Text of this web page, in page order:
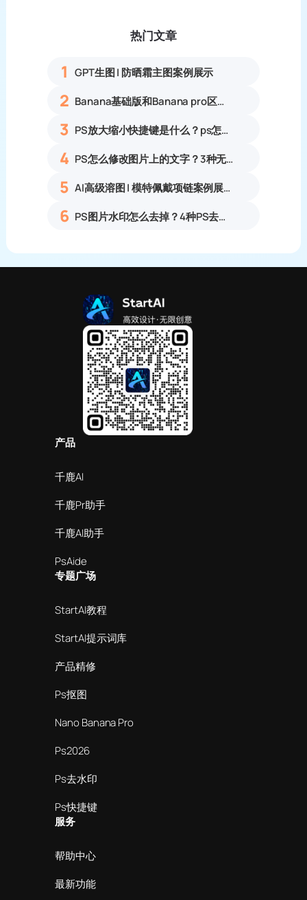
热门文章
1 GPT生图 | 防晒霜主图案例展示
2 Banana基础版和Banana pro区别对比丨具体案例应用+使用教程
3 PS放大缩小快捷键是什么？ps怎么把图片拉大拉小？
4 PS怎么修改图片上的文字？3种无痕改字方法，新手也能搞定
5 AI高级溶图 | 模特佩戴项链案例展示
6 PS图片水印怎么去掉？4种PS去水印方法教程无痕去除各类图片水印
产品
千鹿AI
千鹿Pr助手
千鹿AI助手
PsAide
专题广场
StartAI教程
StartAI提示词库
产品精修
Ps抠图
Nano Banana Pro
Ps2026
Ps去水印
Ps快捷键
服务
帮助中心
最新功能